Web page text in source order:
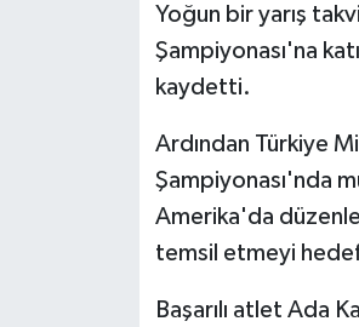
Yoğun bir yarış
Şampiyonası'na
kaydetti.
Ardından Türkiye
Şampiyonası'nda
Amerika'da
temsil etmeyi
Başarılı atlet Ada